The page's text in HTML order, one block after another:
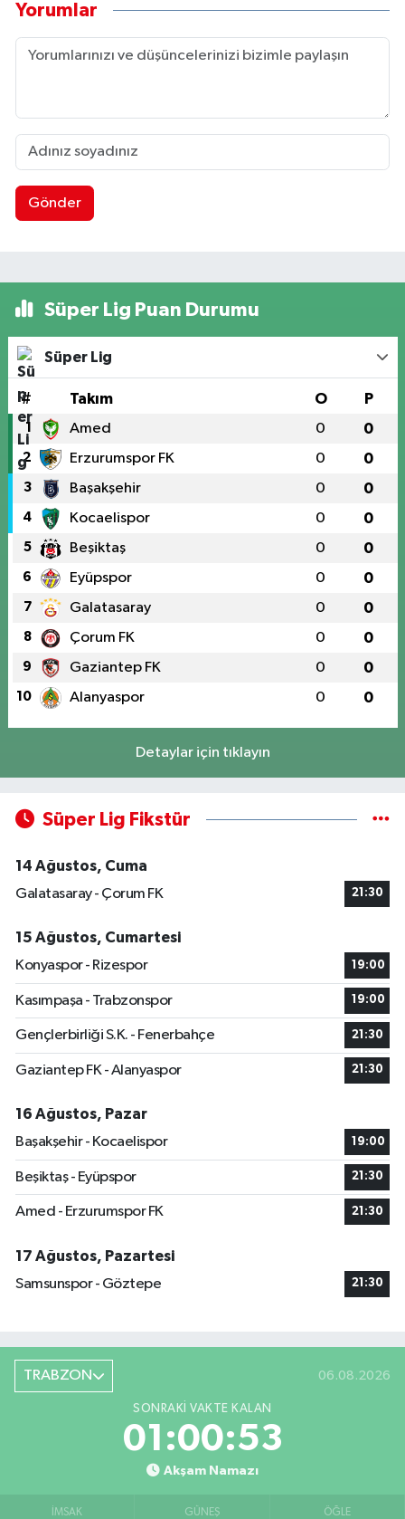
Yorumlar
Gönder
Süper Lig Puan Durumu
Süper Lig
# Takım O P
1 Amed 0 0
2 Erzurumspor FK 0 0
3 Başakşehir 0 0
4 Kocaelispor 0 0
5 Beşiktaş 0 0
6 Eyüpspor 0 0
7 Galatasaray 0 0
8 Çorum FK 0 0
9 Gaziantep FK 0 0
10 Alanyaspor 0 0
Detaylar için tıklayın
Süper Lig Fikstür
14 Ağustos, Cuma
Galatasaray - Çorum FK
21:30
15 Ağustos, Cumartesi
Konyaspor - Rizespor
19:00
Kasımpaşa - Trabzonspor 19:00
Gençlerbirliği S.K. - Fenerbahçe 21:30
Gaziantep FK - Alanyaspor 21:30
16 Ağustos, Pazar
Başakşehir - Kocaelispor
19:00
Beşiktaş - Eyüpspor 21:30
Amed - Erzurumspor FK 21:30
17 Ağustos, Pazartesi
Samsunspor - Göztepe
21:30
TRABZON 06.08.2026
SONRAKI VAKTE KALAN
01:00:52
Akşam Namazı
İMSAK GÜNEŞ ÖĞLE